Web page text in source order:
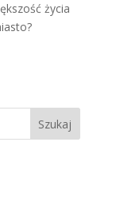
życia
Szukaj